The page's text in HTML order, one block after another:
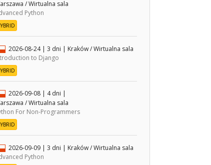
/ Wirtualna sala
Python
2026-08-24 | 3 dni | Kraków / Wirtualna sala
to Django
2026-09-08 | 4 dni |
/ Wirtualna sala
For Non-Programmers
2026-09-09 | 3 dni | Kraków / Wirtualna sala
Python